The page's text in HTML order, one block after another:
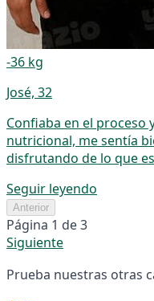
-36 kg
José, 32
Confiaba en el proceso
nutricional, me sentía
disfrutando de lo que
Seguir leyendo
Anterior
Página 1 de 3
Siguiente
Prueba nuestras otras